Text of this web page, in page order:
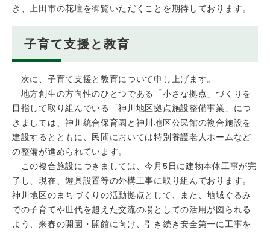
き、上田市の花壇を御覧いただくことを期待しております。
子育て支援と教育
次に、子育て支援と教育について申し上げます。
地方創生の方向性のひとつである「小さな拠点」づくりを
目指して取り組んでいる「神川地区拠点施設整備事業」につ
きましては、神川統合保育園と神川地区公民館の複合施設を
建設するとともに、民間においては特別養護老人ホームなど
の整備が進められています。
この複合施設につきましては、今月5日に建物本体工事が完
了し、現在、遊具設置等の外構工事に取り組んでおります。
神川地区のまちづくりの活動拠点として、また、地域ぐるみ
での子育てや世代を超えた交流の場としての活用が図られる
よう、来春の開園・開館に向け、引き続き安全第一に工事を